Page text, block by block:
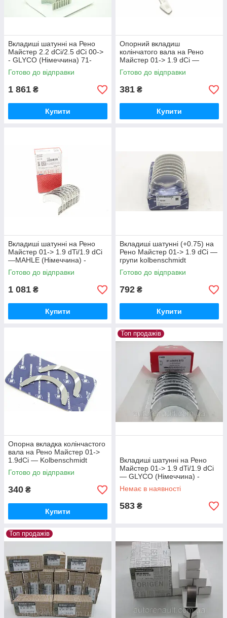
Вкладиші шатунні на Рено
Майстер 2.2 dCi/2.5 dCi 00->
- GLYCO (Німеччина) 71-
4744/4 STD
Готово до відправки
1 861 ₴
Купити
Опорний вкладиш
колінчатого вала на Рено
Майстер 01-> 1.9 dCi —
MAHLE ORIGINAL
(Німеччина) -
Готово до відправки
381 ₴
Купити
Вкладиші шатунні на Рено
Майстер 01-> 1.9 dTi/1.9 dCi
—MAHLE (Німеччина) -
021PS20002000
Готово до відправки
1 081 ₴
Купити
Вкладиші шатунні (+0.75) на
Рено Майстер 01-> 1.9 dCi —
групи kolbenschmidt
(Німеччина) - 77752630
Готово до відправки
792 ₴
Купити
Опорна вкладка колінчастого
вала на Рено Майстер 01->
1.9dCi — Kolbenschmidt
(Німеччина) — 78859608
Готово до відправки
340 ₴
Купити
Топ продажів
Вкладиші шатунні на Рено
Майстер 01-> 1.9 dTi/1.9 dCi
— GLYCO (Німеччина) -
014202/4STD
Немає в наявності
583 ₴
Топ продажів